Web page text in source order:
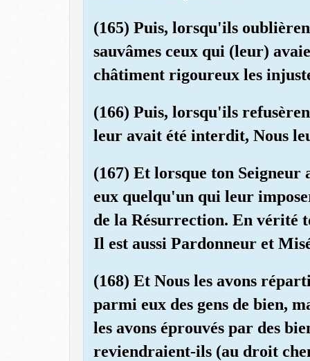
(165) Puis, lorsqu'ils
sauvâmes ceux qui (leur)
châtiment rigoureux les
(166) Puis, lorsqu'ils
leur avait été interdit, Nous
(167) Et lorsque ton
eux quelqu'un qui leur
de la Résurrection. En vérité
Il est aussi Pardonneur et
(168) Et Nous les avons
parmi eux des gens de bien,
les avons éprouvés par des
reviendraient-ils (au droit